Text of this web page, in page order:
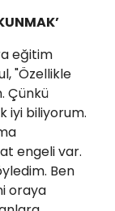
eğitim
"Özellikle
Çünkü
iyi biliyorum.
engeli var.
Ben
oraya